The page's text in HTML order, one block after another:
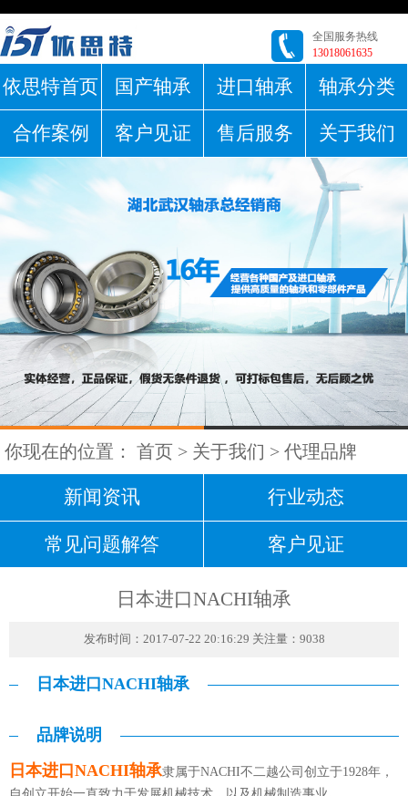
全国服务热线
13018061635
依思特首页 国产轴承 进口轴承 轴承分类
合作案例 客户见证 售后服务 关于我们
你现在的位置： 首页 > 关于我们 > 代理品牌
新闻资讯 行业动态
常见问题解答 客户见证
日本进口NACHI轴承
发布时间：2017-07-22 20:16:29 关注量：9038
日本进口NACHI轴承
品牌说明
日本进口NACHI轴承隶属于NACHI不二越公司创立于1928年，